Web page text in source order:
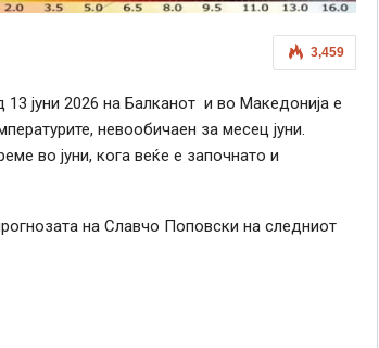
3,459
13 jуни 2026 на Балканот и во Македонија е
невообичаен за месец јуни.
во јуни, кога веќе е започнато и
на Славчо Поповски на следниот